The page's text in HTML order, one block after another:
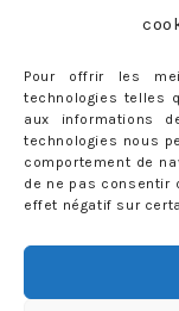
Pour offrir les
technologies telles
aux informations
technologies nous
comportement de
de ne pas consentir
effet négatif sur
Enfin, je
brillantes, très
C’est quoi la suite
pour mon
ne me croit quand